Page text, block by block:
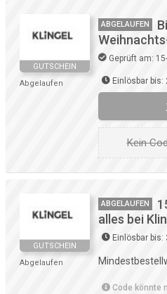
GUTSCHEIN
Abgelaufen
ABGELAUFEN
Geprüft am:
Einlösbar bis:
Kein
GUTSCHEIN
Abgelaufen
ABGELAUFEN
alles bei
Einlösbar bis:
Code könnte